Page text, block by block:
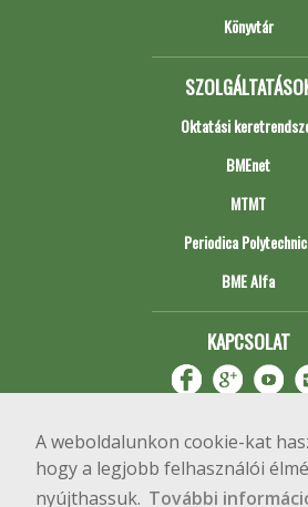
A weboldalunkon cookie-kat
hogy a legjobb felhasználói
nyújthassuk. További
Könyvtár
Oktatási
BMEnet
MTMT
Periodica
BME Alfa
KAPCSOLAT